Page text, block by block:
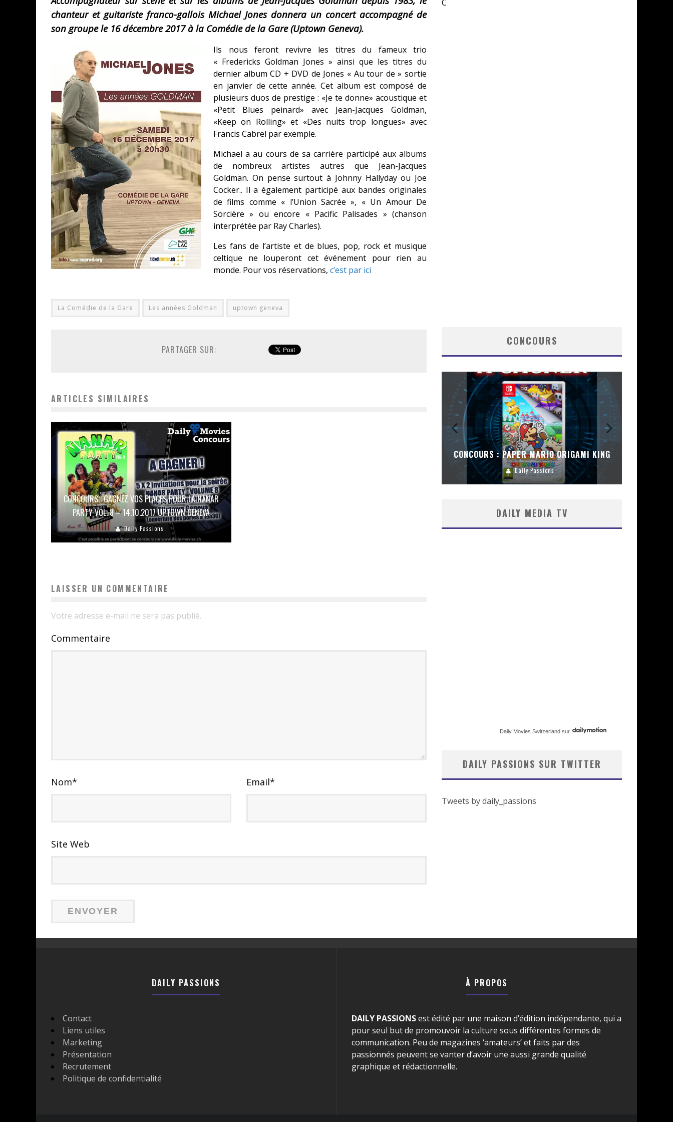
«
DR WERTHAM / L’HOMME QUI ÉTUDIA LES TUEURS EN SÉRIE » - UN MÉTIER À RISQUE !
« LE VENT DAND LES SAULES » - UNE BELLE HISTOIRE !
« DAMN THEM ALL » - UN DUO DE CHOC !
YOSHI AND THE MYSTERIOUS BOOK
chanteur et guitariste franco-gallois Michael Jones donnera un concert accompagné de
son groupe le 16 décembre 2017 à la Comédie de la Gare(Uptown Geneva).
Ils nous feront revivre les titres du fameux trio
« Fredericks Goldman Jones » ainsi que les titres du
dernier album CD + DVD de Jones « Au tour de » sortie
en janvier de cette année. Cet album est composé de
plusieurs duos de prestige : «Je te donne» acoustique et
«Petit Blues peinard» avec Jean-Jacques Goldman,
«Keepon Rolling» et «Des nuits trop longues» avec
Francis Cabrel par exemple.
Michael a au cours de sa carrière participé aux albums
de nombreux artistes autres que Jean-Jacques
Goldman. On pense surtout à Johnny Hallyday ou Joe
Cocker.. Il a également participé aux bandes originales
de films comme « l’Union Sacrée », « Un Amour De
Sorcière » ou encore « Pacific Palisades » (chanson
interprétée par Ray Charles).
Les fans de l’artiste et de blues, pop, rock et musique
celtique ne louperont cet événement pour rien au
monde. Pour vos réservations, c’est par ici
La Comédie de la Gare Les années Goldman uptown geneva
PARTAGER SUR:
ARTICLES SIMILAIRES
CONCOURS : GAGNEZ VOS PLACES POUR LA NANAR
PARTY VOL. 8 – 14.10.2017 UPTOWN GENEVA
Daily Passions
LAISSER UN COMMENTAIRE
Votre adresse e-mail ne sera pas publié.
Commentaire
Nom* Email*
Site Web
C
CONCOURS
CONCOURS : PAPER MARIO ORIGAMI KING
Daily Passions
DAILY MEDIA TV
Daily Movies Switzerland sur
DAILY PASSIONS SUR TWITTER
Tweets by daily_passions
DAILY PASSIONS
Contact
Liens utiles
Marketing
Présentation
Recrutement
Politique de confidentialité
À PROPOS
DAILY PASSIONSest édité par une maison d’édition indépendante, qui a
pour seul but de promouvoir la culture sous différentes formes de
communication. Peu de magazines ‘amateurs’ et faits par des
passionnés peuvent se vanter d’avoir une aussi grande qualité
graphique et rédactionnelle.